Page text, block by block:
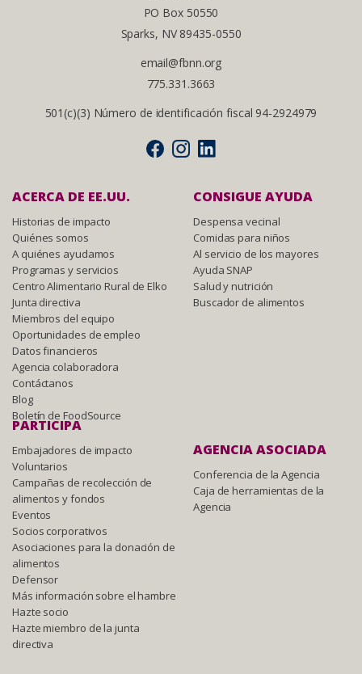
PO Box 50550
Sparks, NV 89435-0550
email@fbnn.org
775.331.3663
501(c)(3) Número de identificación fiscal 94-2924979
ACERCA DE EE.UU.
Historias de impacto
Quiénes somos
A quiénes ayudamos
Programas y servicios
Centro Alimentario Rural de Elko
Junta directiva
Miembros del equipo
Oportunidades de empleo
Datos financieros
Agencia colaboradora
Contáctanos
Blog
Boletín de FoodSource
CONSIGUE AYUDA
Despensa vecinal
Comidas para niños
Al servicio de los mayores
Ayuda SNAP
Salud y nutrición
Buscador de alimentos
PARTICIPA
Embajadores de impacto
Voluntarios
Campañas de recolección de
alimentos y fondos
Eventos
Socios corporativos
Asociaciones para la donación de
alimentos
Defensor
Más información sobre el hambre
Hazte socio
Hazte miembro de la junta
directiva
AGENCIA ASOCIADA
Conferencia de la Agencia
Caja de herramientas de la
Agencia